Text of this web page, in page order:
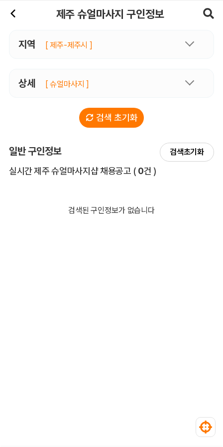
제주 슈얼마사지 구인정보
지역 [ 제주-제주시 ]
상세 [ 슈얼마사지 ]
검색 초기화
일반 구인정보 검색초기화
실시간 제주 슈얼마사지샵 채용공고 전체 목록
( 0건 )
검색된 구인정보가 없습니다